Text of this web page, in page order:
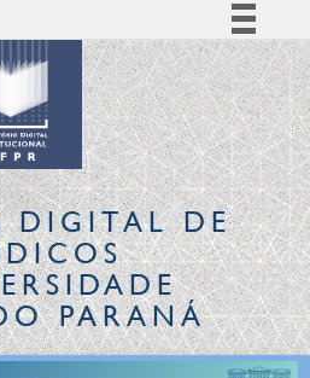
Simplifique!
Comunica BR
Participe
Acesso à informação
Legislação
Canais
DIGITALDE
PARANÁ